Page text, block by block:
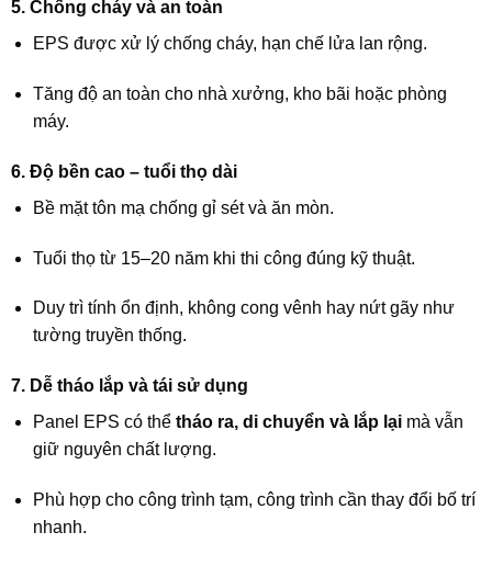
5. Chống cháy và an toàn
EPS được xử lý chống cháy, hạn chế lửa lan rộng.
Tăng độ an toàn cho nhà xưởng, kho bãi hoặc phòng
máy.
6. Độ bền cao – tuổi thọ dài
Bề mặt tôn mạ chống gỉ sét và ăn mòn.
Tuổi thọ từ 15–20 năm khi thi công đúng kỹ thuật.
Duy trì tính ổn định, không cong vênh hay nứt gãy như
tường truyền thống.
7. Dễ tháo lắp và tái sử dụng
Panel EPS có thểtháo ra, di chuyển và lắp lại mà vẫn
giữ nguyên chất lượng.
Phù hợp cho công trình tạm, công trình cần thay đổi bố trí
nhanh.